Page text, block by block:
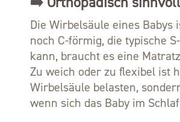
Die Wirbelsäule eines
noch C-förmig, die typische
kann, braucht es eine
Zu weich oder zu flexibel ist
Wirbelsäule belasten,
wenn sich das Baby im